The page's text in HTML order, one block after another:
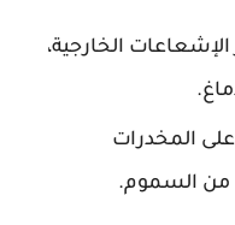
الخارجية،
المخدرات
من السموم.